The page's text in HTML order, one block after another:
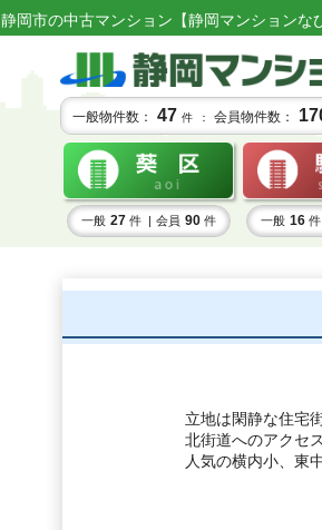
静岡市の中古マンション【静岡マンションな
一般物件数： 47 件 ： 会員物件数：
一般 27 件 | 会員 90 件 一般 16
立地は閑静な住宅
北街道へのアクセ
人気の横内小、東